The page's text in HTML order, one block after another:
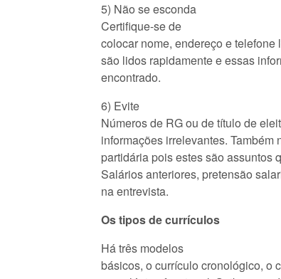
5) Não se esconda
Certifique-se de
colocar nome, endereço e
são lidos rapidamente e essas
encontrado.
6) Evite
Números de RG ou de título de
informações irrelevantes.
partidária pois estes são assuntos
Salários anteriores, pretensão
na entrevista.
Os tipos de currículos
Há três modelos
básicos, o currículo cronológico, o